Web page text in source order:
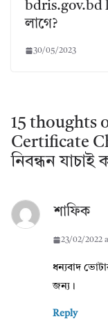
bdris.gov.bd
লাগে?
30/05/2023
15 thoughts
Certificate
নিবন্ধন যাচাই
শাফিক
23/02/2022
ধন্যবাদ
জন্য।
Reply